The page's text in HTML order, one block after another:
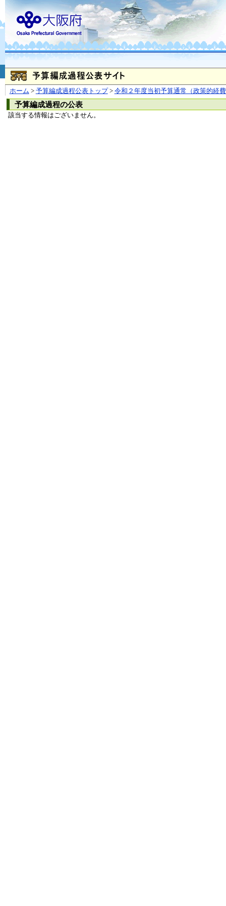
ホーム > 予算編成過程公表トップ> 令和２年度当初予算通常（政策的経
予算編成過程の公表
該当する情報はございません。
お問合せ
大阪府
（法人番号 4000020270008）
本庁 〒540-8570
大阪市
〒559-8555